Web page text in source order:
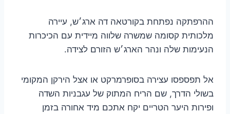
ההרפתקה נפתחת בקורטאה דה ארג׳ש, עיירה
מלכותית קסומה שמשרה שלווה מיידית עם הכיכרות
הנעימות שלה ונהר הארג׳ש הזורם לצידה.
אל תפספסו עצירה בסופרמרקט או אצל הירקן המקומי
בשולי הדרך, שם הריח המתוק של עגבניות השדה
ופירות היער הטריים יקח אתכם מיד אחורה בזמן